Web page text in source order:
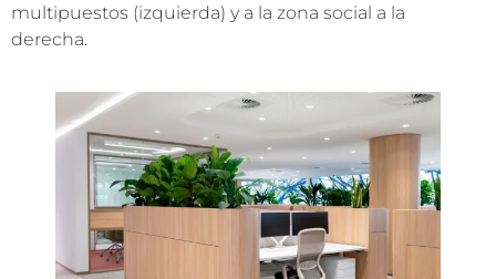
multipuestos (izquierda) y a la zona social a la
derecha.